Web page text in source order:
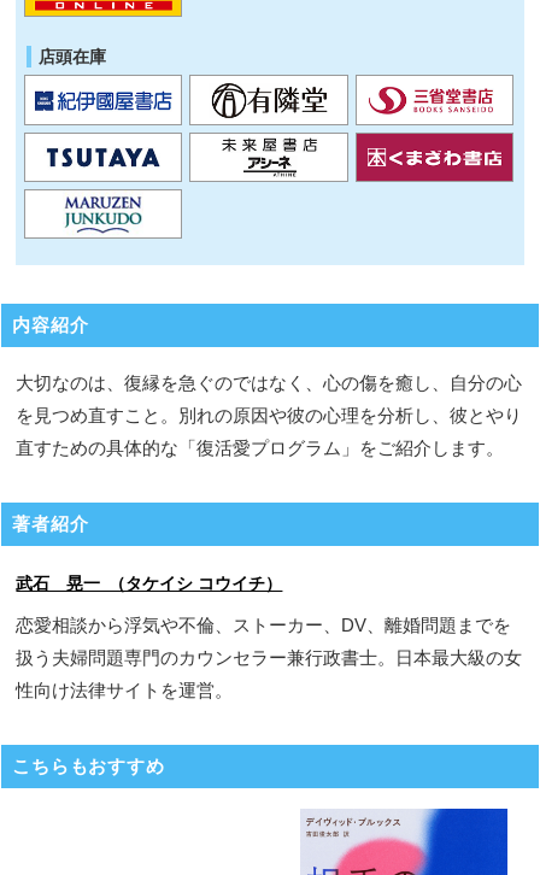
店頭在庫
内容紹介
大切なのは、復縁を急ぐのではなく、心の傷を癒し、自分の心
を見つめ直すこと。別れの原因や彼の心理を分析し、彼とやり
直すための具体的な「復活愛プログラム」をご紹介します。
著者紹介
武石 晃一 （タケイシ コウイチ）
恋愛相談から浮気や不倫、ストーカー、DV、離婚問題までを
扱う夫婦問題専門のカウンセラー兼行政書士。日本最大級の女
性向け法律サイトを運営。
こちらもおすすめ